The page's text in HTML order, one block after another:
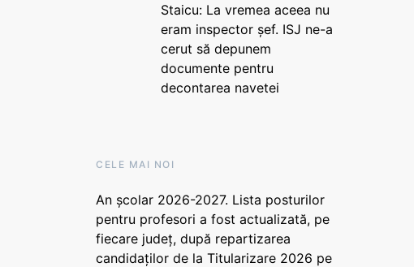
Staicu: La vremea aceea nu
eram inspector șef. ISJ ne-a
cerut să depunem
documente pentru
decontarea navetei
CELE MAI NOI
An școlar 2026-2027. Lista posturilor
pentru profesori a fost actualizată, pe
fiecare județ, după repartizarea
candidaților de la Titularizare 2026 pe